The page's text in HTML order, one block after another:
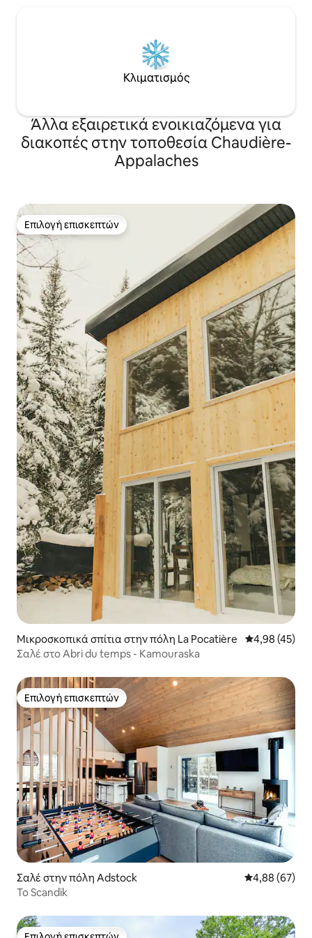
Κλιματισμός
Άλλα εξαιρετικά ενοικιαζόμενα για
διακοπές στην τοποθεσία Chaudière-
Appalaches
Επιλογή επισκεπτών
Επιλογή επισκεπτών
Μικροσκοπικά σπίτια στην πόλη La Pocatière Μέση
4,98 (45)
Σαλέ στο Abri du temps - Kamouraska
Επιλογή επισκεπτών
Επιλογή επισκεπτών
Σαλέ στην πόλη Adstock Μέση
4,88 (67)
Το Scandik